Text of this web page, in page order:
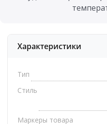
Характеристики
Тип
Стиль
Маркеры товара